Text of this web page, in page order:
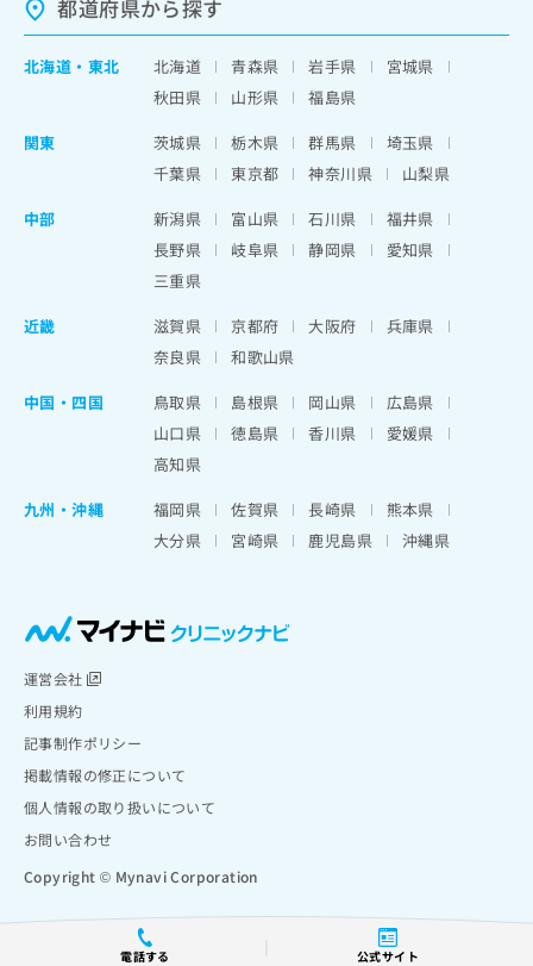
電話する 公式サイト
都道府県から探す
北海道 ・ 東北 北海道 青森県 岩手県
宮城県
秋田県
山形県
福島県
関東
茨城県 栃木県 群馬県
埼玉県
千葉県
東京都 神奈川県
山梨県
中部
新潟県 富山県 石川県
福井県
長野県
岐阜県 静岡県
愛知県
三重県
近畿
滋賀県 京都府 大阪府
兵庫県
奈良県
和歌山県
中国・四国
鳥取県 島根県 岡山県
広島県
山口県
徳島県 香川県
愛媛県
高知県
九州・沖縄
福岡県 佐賀県 長崎県
熊本県
大分県
宮崎県 鹿児島県 沖縄県
運営会社
利用規約
記事制作ポリシー
掲載情報の修正について
個人情報の取り扱いについて
お問い合わせ
Copyright © Mynavi Corporation